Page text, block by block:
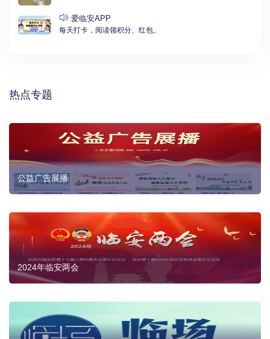
爱临安APP
每天打卡，阅读领积分、红包。
热点专题
公益广告展播
2024年临安两会